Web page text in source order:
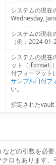
システムの現在
Wednesday,
システムの現在
（例：2024-01-
システムの現在
ット（ format
付フォーマット
サンプル日付フ
い。
指定されたvault
どの引数を必
ロもあります